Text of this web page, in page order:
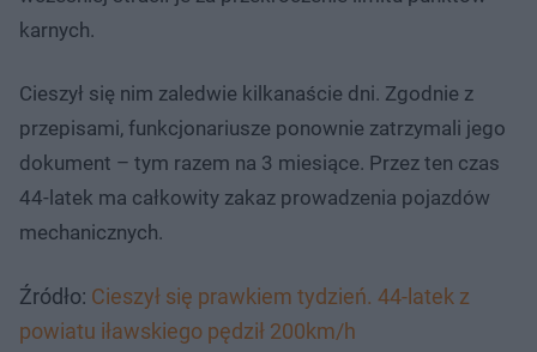
karnych.
Cieszył się nim zaledwie kilkanaście dni. Zgodnie z
przepisami, funkcjonariusze ponownie zatrzymali jego
dokument – tym razem na 3 miesiące. Przez ten czas
44-latek ma całkowity zakaz prowadzenia pojazdów
mechanicznych.
Źródło: Cieszył się prawkiem tydzień. 44-latek z
powiatu iławskiego pędził 200km/h